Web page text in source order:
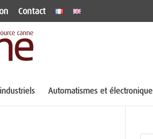
Contact
Automatismes et